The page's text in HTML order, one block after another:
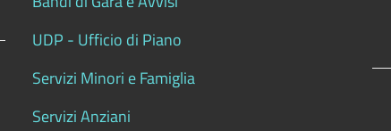
UDP - Ufficio di Piano
Servizi Minori e Famiglia
Servizi Anziani